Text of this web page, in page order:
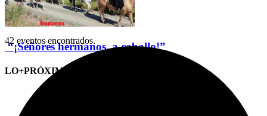
“¡Señores hermanos, a caballo!”
LO+PRÓXIMO (CITAS)
42 eventos encontrados.